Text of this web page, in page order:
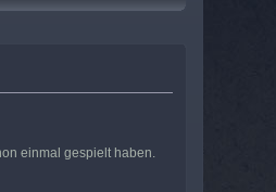
einmal gespielt haben.